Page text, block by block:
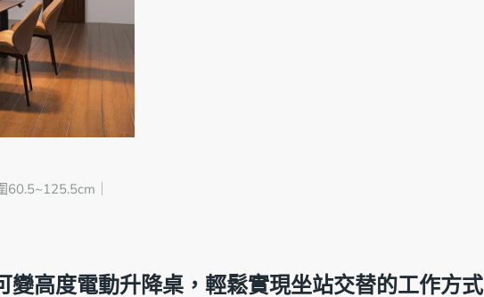
｜
變高度電動升降桌，輕鬆實現坐站交替的工作方式